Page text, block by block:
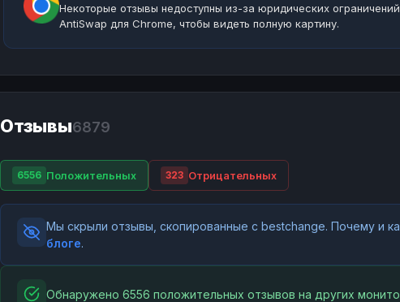
Некоторые отзывы недоступны из-за юридических
AntiSwap для Chrome, чтобы видеть полную картину.
Отзывы6879
6556 Положительных 323 Отрицательных
Мы скрыли отзывы, скопированные с bestchange. Почему и
блоге.
Обнаружено 6556 положительных отзывов на других